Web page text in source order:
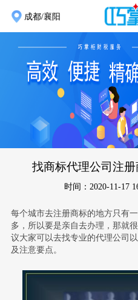
成都/襄阳
找商标代理公司注
时间：2020-11-17
每个城市去注册商标的地方只有
多，所以要是亲自去办理，那就
议大家可以去找专业的代理公司
及注意要点。